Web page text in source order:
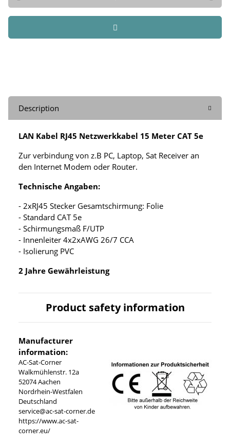
Description
LAN Kabel RJ45 Netzwerkkabel 15 Meter CAT 5e
Zur verbindung von z.B PC, Laptop, Sat Receiver an
den Internet Modem oder Router.
Technische Angaben:
- 2xRJ45 Stecker Gesamtschirmung: Folie
- Standard CAT 5e
- Schirmungsmaß F/UTP
- Innenleiter 4x2xAWG 26/7 CCA
- Isolierung PVC
2 Jahre Gewährleistung
Product safety information
Manufacturer
information:
AC-Sat-Corner
Walkmühlenstr. 12a
52074 Aachen
Nordrhein-Westfalen
Deutschland
service@ac-sat-corner.de
https://www.ac-sat-
corner.eu/